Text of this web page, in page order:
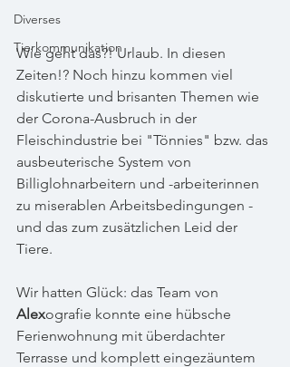
Diverses
Tierkommunikation
Wie geht das?! Urlaub. In diesen
Zeiten!? Noch hinzu kommen viel
diskutierte und brisanten Themen wie
der Corona-Ausbruch in der
Fleischindustrie bei "Tönnies" bzw. das
ausbeuterische System von
Billiglohnarbeitern und -arbeiterinnen
zu miserablen Arbeitsbedingungen -
und das zum zusätzlichen Leid der
Tiere.
Wir hatten Glück: das Team von
Alexografie konnte eine hübsche
Ferienwohnung mit überdachter
Terrasse und komplett eingezäuntem